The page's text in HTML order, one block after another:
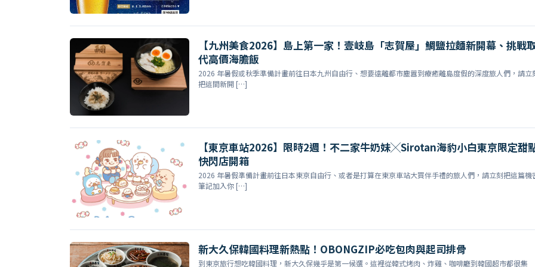
【九州美食2026】島上第一家！壹岐島「志賀屋」鯛鹽拉麵新開幕、挑戰
代高價海膽飯
2026 年暑假或秋季準備計畫前往日本九州自由行、想要遠離都市塵囂到療癒離島度假的深度旅人們，請立
把這間新開 […]
【東京車站2026】限時2週！不二家牛奶妹╳Sirotan海豹小白東京限定甜
快閃店開箱
2026 年暑假準備計畫前往日本東京自由行、或者是打算在東京車站大買伴手禮的旅人們，請立刻把這篇機
筆記加入你 […]
新大久保韓國料理新熱點！OBONGZIP必吃包肉與起司排骨
到東京旅行想吃韓國料理，新大久保幾乎是第一候選。這裡從韓式烤肉、炸雞、咖啡廳到韓國超市都很集